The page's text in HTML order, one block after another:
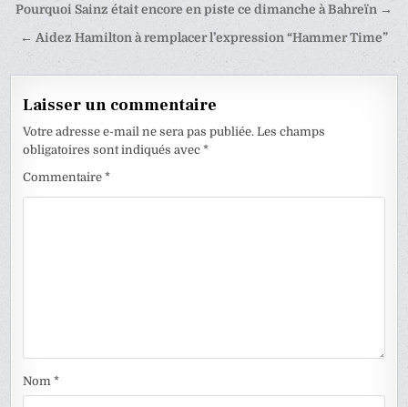
Navigation
de
Pourquoi Sainz était encore en piste ce dimanche à Bahreïn →
← Aidez Hamilton à remplacer l’expression “Hammer Time”
Laisser un commentaire
Votre adresse e-mail ne sera pas publiée. Les champs
obligatoires sont indiqués avec*
Commentaire*
Nom*